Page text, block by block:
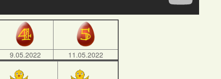
9.05.2022 11.05.2022